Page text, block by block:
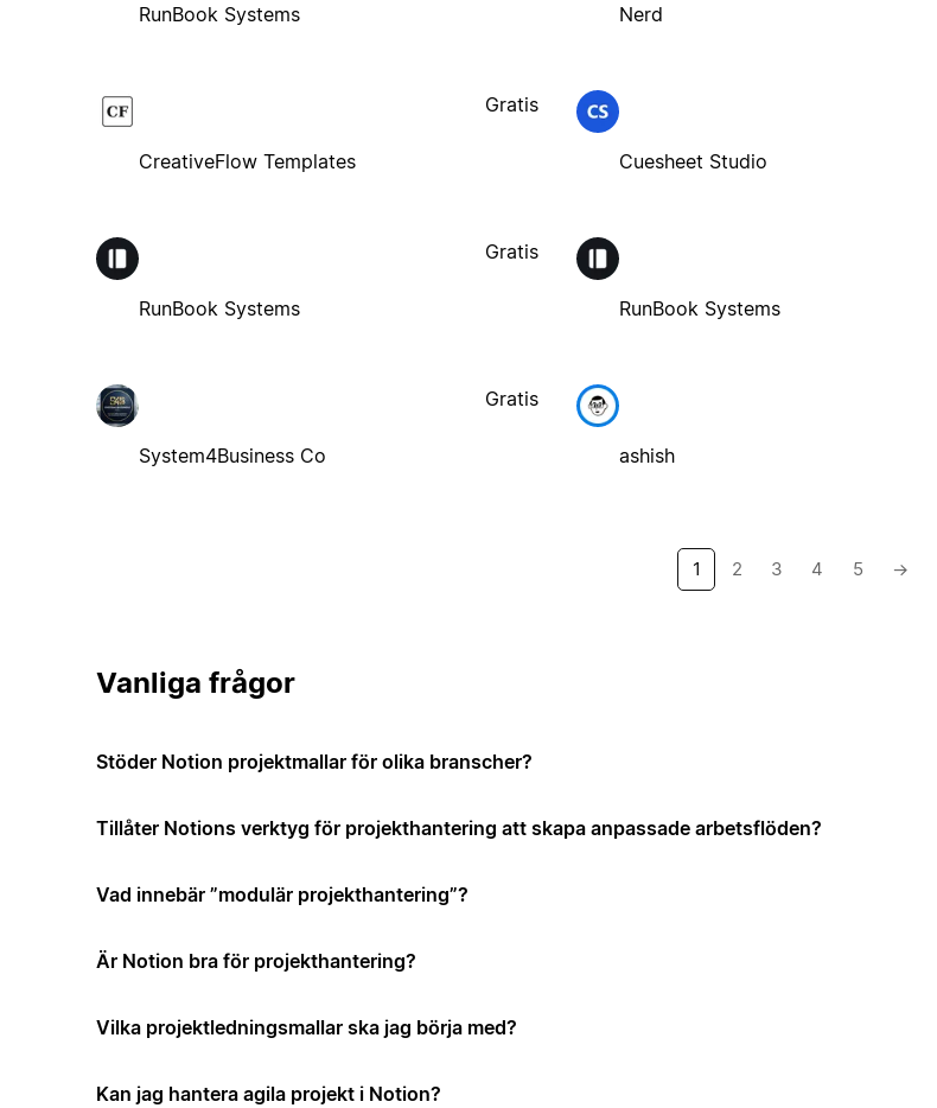
RunBook Systems Nerd
CreativeFlow Templates
Gratis
Cuesheet Studio
RunBook Systems
Gratis
RunBook Systems
System4Business Co
Gratis
ashish
1 2 3 4 5 →
Vanliga frågor
Stöder Notion projektmallar för olika branscher?
Tillåter Notions verktyg för projekthantering att skapa anpassade arbetsflöden?
Vad innebär ”modulär projekthantering”?
Är Notion bra för projekthantering?
Vilka projektledningsmallar ska jag börja med?
Kan jag hantera agila projekt i Notion?